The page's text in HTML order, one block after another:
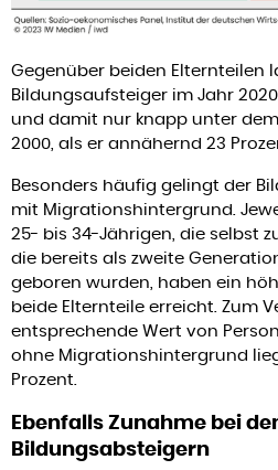
Gegenüber beiden Elternteilen
Bildungsaufsteiger im Jahr
und damit nur knapp unter
2000, als er annähernd 23
Besonders häufig gelingt der
mit Migrationshintergrund.
25- bis 34-Jährigen, die selbst
die bereits als zweite
geboren wurden, haben ein
beide Elternteile erreicht. Zum
entsprechende Wert von
ohne Migrationshintergrund
Prozent.
Ebenfalls Zunahme bei
Bildungsabsteigern